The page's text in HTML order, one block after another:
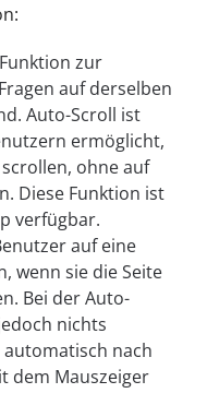
zur
auf derselben
Auto-Scroll ist
ermöglicht,
ohne auf
Diese Funktion ist
verfügbar.
auf eine
wenn sie die Seite
Bei der Auto-
nichts
nach
dem Mauszeiger